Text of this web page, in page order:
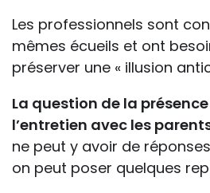
Les professionnels sont
mêmes écueils et ont
préserver une « illusion
La question de la
l’entretien avec les
ne peut y avoir de
on peut poser quelques